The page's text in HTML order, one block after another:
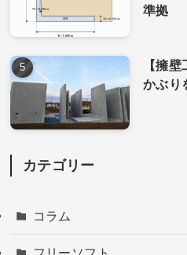
準拠
【擁
かぶり
カテゴリー
コラム